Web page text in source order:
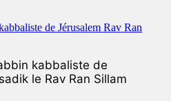
kabbaliste de
le Rav Ran Sillam